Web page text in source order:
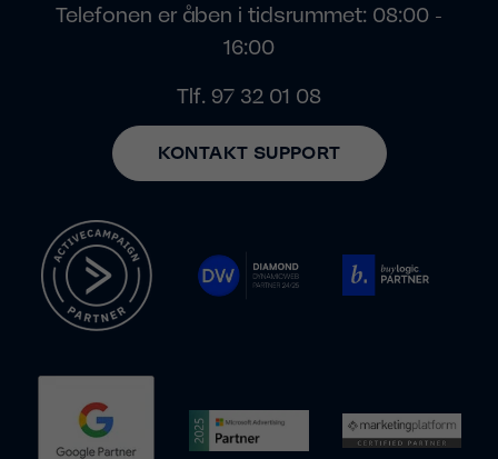
Telefonen er åben i tidsrummet: 08:00 -
16:00
Tlf. 97 32 01 08
KONTAKT SUPPORT